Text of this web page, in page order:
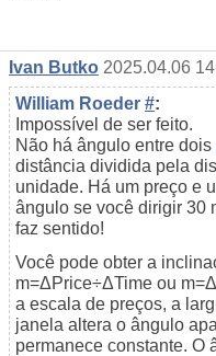
Ivan Butko 2025.04.06
William Roeder #:
Impossível de ser feito.
Não há ângulo entre dois
distância dividida pela
unidade. Há um preço e
ângulo se você dirigir 30
faz sentido!
Você pode obter a
m=ΔPrice÷ΔTime ou
a escala de preços, a
janela altera o ângulo
permanece constante. O